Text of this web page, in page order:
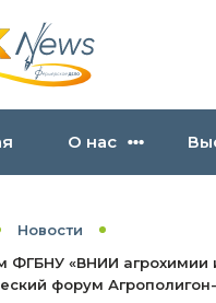
О нас
Новости
ФГБНУ «ВНИИ
форум